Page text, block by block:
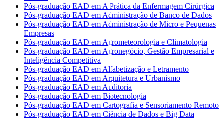
Pós-graduação EAD em A Prática da Enfermagem Cirúrgica
Pós-graduação EAD em Administração de Banco de Dados
Pós-graduação EAD em Administração de Micro e Pequenas
Empresas
Pós-graduação EAD em Agrometeorologia e Climatologia
Pós-graduação EAD em Agronegócio, Gestão Empresarial e
Inteligência Competitiva
Pós-graduação EAD em Alfabetização e Letramento
Pós-graduação EAD em Arquitetura e Urbanismo
Pós-graduação EAD em Auditoria
Pós-graduação EAD em Biotecnologia
Pós-graduação EAD em Cartografia e Sensoriamento Remoto
Pós-graduação EAD em Ciência de Dados e Big Data